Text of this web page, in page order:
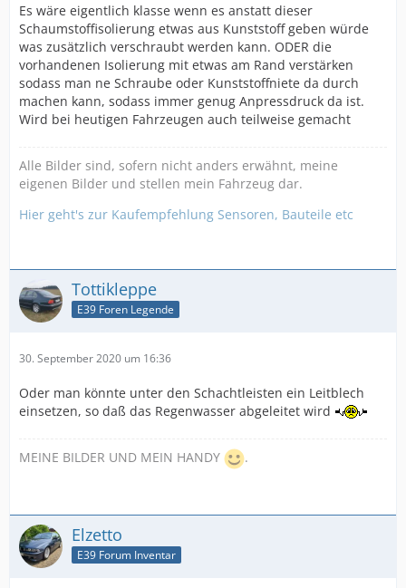
Es wäre eigentlich klasse wenn es anstatt dieser
Schaumstoffisolierung etwas aus Kunststoff geben würde
was zusätzlich verschraubt werden kann. ODER die
vorhandenen Isolierung mit etwas am Rand verstärken
sodass man ne Schraube oder Kunststoffniete da durch
machen kann, sodass immer genug Anpressdruck da ist.
Wird bei heutigen Fahrzeugen auch teilweise gemacht
Alle Bilder sind, sofern nicht anders erwähnt, meine
eigenen Bilder und stellen mein Fahrzeug dar.
Hier geht's zur Kaufempfehlung Sensoren, Bauteile etc
Tottikleppe
E39 Foren Legende
30. September 2020 um 16:36
Oder man könnte unter den Schachtleisten ein Leitblech
einsetzen, so daß das Regenwasser abgeleitet wird
MEINE BILDER UND MEIN HANDY .
Elzetto
E39 Forum Inventar